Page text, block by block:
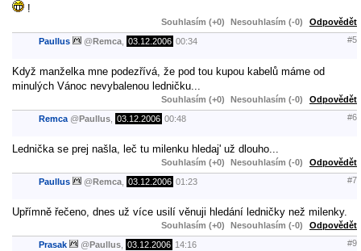
!
Souhlasím (+0) Nesouhlasím (-0) Odpovědět
Paullus @Remca 03.12.2006 00:34 #5
Když manželka mne podezřívá, že pod tou kupou kabelů máme od
minulých Vánoc nevybalenou ledničku...
Souhlasím (+0) Nesouhlasím (-0) Odpovědět
Remca @Paullus 03.12.2006 00:48 #6
Lednička se prej našla, leč tu milenku hledaj' už dlouho...
Souhlasím (+0) Nesouhlasím (-0) Odpovědět
Paullus @Remca 03.12.2006 01:23 #7
Upřímně řečeno, dnes už více usilí věnuji hledání ledničky než milenky.
Souhlasím (+0) Nesouhlasím (-0) Odpovědět
Prasak @Paullus 03.12.2006 14:16 #9